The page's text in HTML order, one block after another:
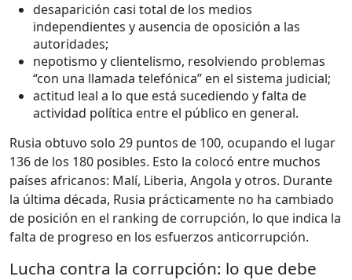
desaparición casi total de los medios
independientes y ausencia de oposición a las
autoridades;
nepotismo y clientelismo, resolviendo problemas
“con una llamada telefónica” en el sistema judicial;
actitud leal a lo que está sucediendo y falta de
actividad política entre el público en general.
Rusia obtuvo solo 29 puntos de 100, ocupando el lugar
136 de los 180 posibles. Esto la colocó entre muchos
países africanos: Malí, Liberia, Angola y otros. Durante
la última década, Rusia prácticamente no ha cambiado
de posición en el ranking de corrupción, lo que indica la
falta de progreso en los esfuerzos anticorrupción.
Lucha contra la corrupción: lo que debe